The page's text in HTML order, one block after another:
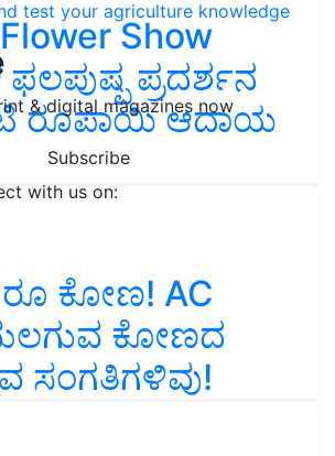
test your agriculture knowledge
& digital magazines now
Subscribe
with us on:
Show
ಪ್ರದರ್ಶನ
ರೂಪಾಯಿ ಆದಾಯ
ಕೋಣ! AC
ಕೋಣದ
ಸಂಗತಿಗಳಿವು!